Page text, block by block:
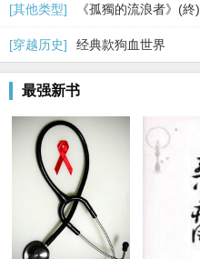
[其他类型] 《孤獨的流浪者》(終)
[穿越历史] 经典款狗血世界
最强新书